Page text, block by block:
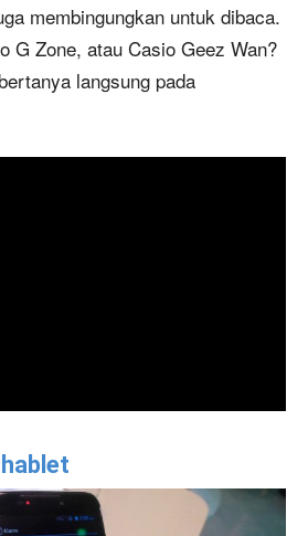
membingungkan untuk dibaca.
G Zone, atau Casio Geez Wan?
langsung pada